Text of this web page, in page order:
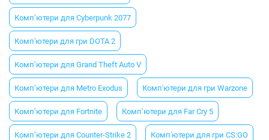
Комп’ютери для Cyberpunk 2077
Комп'ютери для гри DOTA 2
Комп’ютери для Grand Theft Auto V
Комп’ютери для Metro Exodus Комп'ютери для гри Warzone
Комп’ютери для Fortnite Комп’ютери для Far Cry 5
Комп’ютери для Counter-Strike 2 Комп'ютери для гри CS:GO